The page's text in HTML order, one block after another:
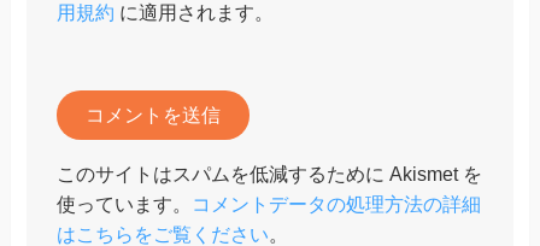
用規約 に適用されます。
このサイトはスパムを低減するために Akismet を
使っています。
コメントデータの処理方法の詳細
はこちらをご覧ください。